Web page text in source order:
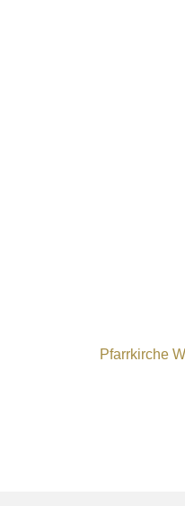
Pfarrkirche